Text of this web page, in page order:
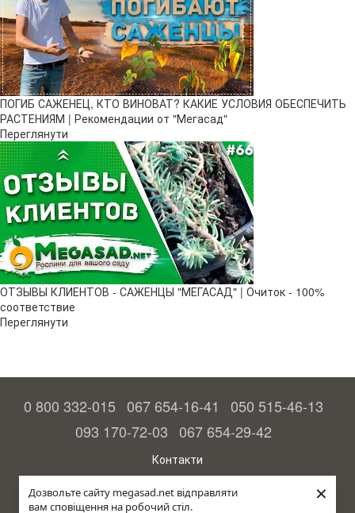
Дозвольте сайту megasad.net відправляти
вам сповіщення на робочий стіл.
×
ПОГИБ САЖЕНЕЦ, КТО ВИНОВАТ? КАКИЕ УСЛОВИЯ ОБЕСПЕЧИТЬ
РАСТЕНИЯМ | Рекомендации от "Мегасад"
Переглянути
ОТЗЫВЫ КЛИЕНТОВ - САЖЕНЦЫ "МЕГАСАД" | Очиток - 100%
соответствие
Переглянути
0 800 332-015 067 654-16-41
050 515-46-13
093 170-72-03 067 654-29-42
Контакти
Повна версія сайту